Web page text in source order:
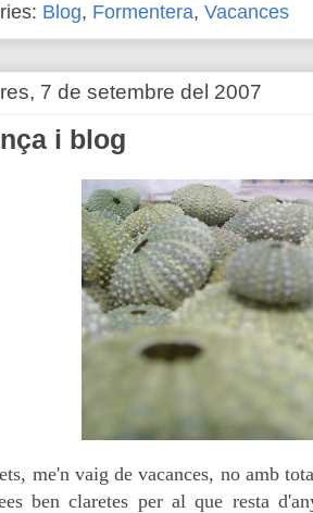
Blog, Formentera, Vacances
7 de setembre del 2007
i blog
me'n vaig de vacances, no amb
ben claretes per al que resta